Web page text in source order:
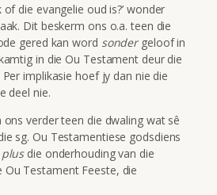
die evangelie oud is?’ wonder
Dit beskerm ons o.a. teen die
gered kan word sondergeloof in
in die Ou Testament deur die
implikasie hoef jy dan nie die
deel nie.
ons verder teen die dwaling wat sê
sg. Ou Testamentiese godsdiens
plusdie onderhouding van die
Ou Testament Feeste, die